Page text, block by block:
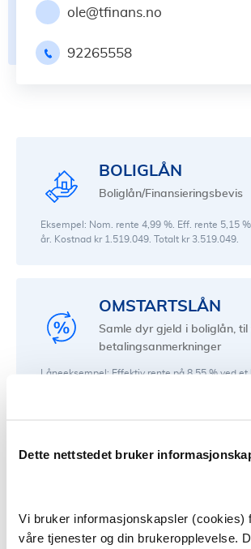
Dette nettstedet bruker
Vi bruker informasjonskapsler (cookies)
våre tjenester og din brukeropplevelse.
ole@tfinans.no
92265558
BOLIGLÅN
Boliglån/Finansieringsbevis
Eksempel: Nom. rente 4,99 %. Eff. rente 5,15
år. Kostnad kr 1.519.049. Totalt kr 3.519.049.
OMSTARTSLÅN
Samle dyr gjeld i boliglån, til
betalingsanmerkninger
Låneeksempel: Effektiv rente på 8,55 % ved et
millioner over 25 år, kost kr. 2.622.146, totalt
LÅN TIL KJØRETØY
Nominell rente fra 6,80 %. Eks. effektiv rente
000 kr o/ 7 år. Kostnad kr: 77 936 kr, totalt kr: